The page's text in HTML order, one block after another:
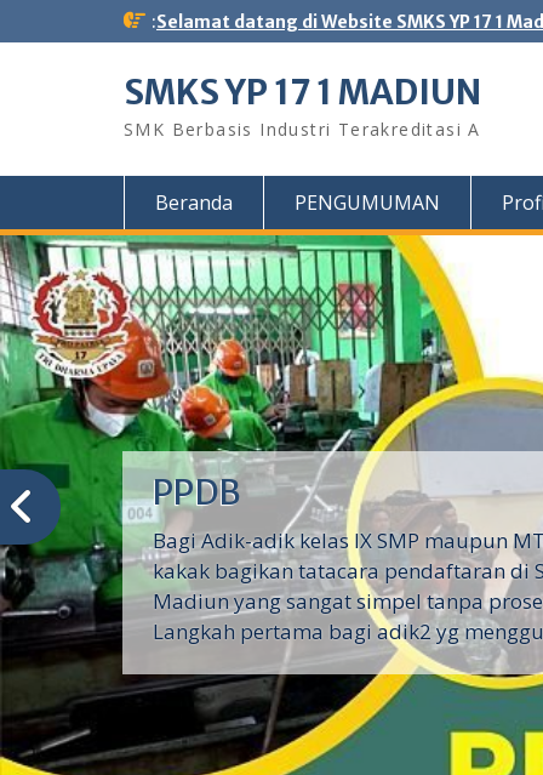
to
:Selamat datang di Website SMKS YP 17 1
SMKS YP 17 1 MADIUN
SMK Berbasis Industri Terakreditasi A
Beranda PENGUMUMAN
Penthul Tembem SMK
Madiun
Deskripsi Sebuah upaya melestarikan
asli Kota Madiun Kesenian lesan